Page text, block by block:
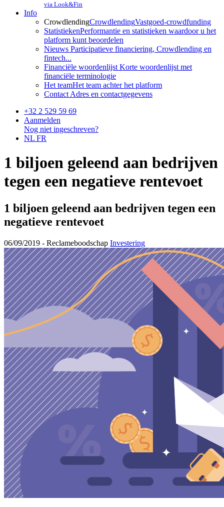
via Look&Fin
Info
CrowdlendingCrowdlendingVastgoed-crowdfunding
StatistiekenPerformantie en statistieken waardoor u het
platform kunt beoordelen
Nieuws Participatieve financiering, Crowdlending en
fintech...
Financiële woordenlijst Korte woordenlijst met
financiële terminologie
Het teamHet team achter het platform
Contact Adres en contactgegevens
+32 2 529 59 69
Aanmelden
Nog niet ingeschreven?
NL FR
1 biljoen geleend aan bedrijven
tegen een negatieve rentevoet
1 biljoen geleend aan bedrijven tegen een
negatieve rentevoet
06/09/2019 - Reclameboodschap Investering